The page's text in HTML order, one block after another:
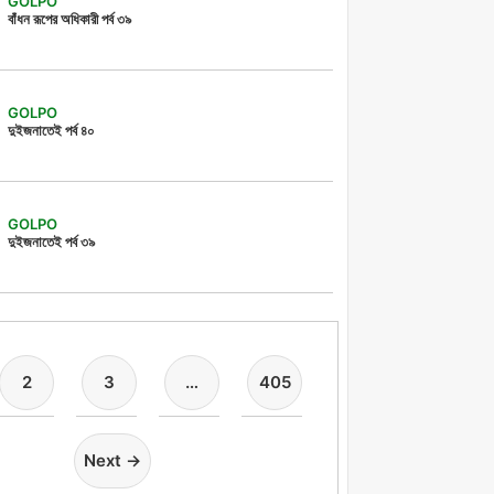
বাঁধন রূপের অধিকারী পর্ব ৩৯
GOLPO
দুইজনাতেই পর্ব ৪০
GOLPO
দুইজনাতেই পর্ব ৩৯
2 3 … 405
Next →